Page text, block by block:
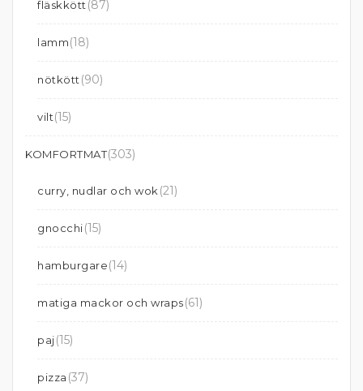
fläskkött (87)
lamm(18)
nötkött (90)
vilt(15)
KOMFORTMAT(303)
curry, nudlar och wok (21)
gnocchi(15)
hamburgare(14)
matiga mackor och wraps(61)
paj(15)
pizza (37)